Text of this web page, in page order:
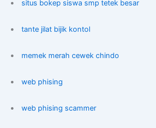
situs bokep siswa smp tetek besar
tante jilat bijik kontol
memek merah cewek chindo
web phising
web phising scammer